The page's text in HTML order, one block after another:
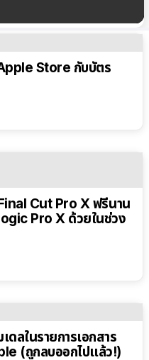
Store กับบัตร
Cut Pro X ฟรีนาน
Pro X ด้วยในช่วง
ลในรายการเอกสาร
(ถูกลบออกไปแล้ว!)